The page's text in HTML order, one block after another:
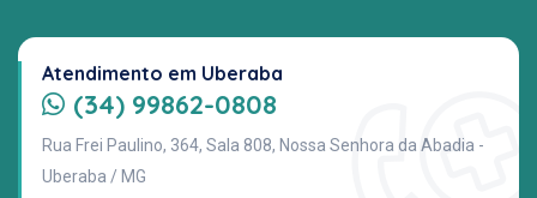
Atendimento em Uberaba
(34) 99862-0808
Rua Frei Paulino, 364, Sala 808, Nossa Senhora da Abadia -
Uberaba / MG